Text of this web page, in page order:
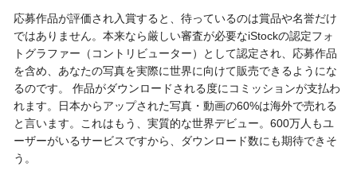
応募作品が評価され入賞すると、待っているのは賞品や名誉だけ
ではありません。本来なら厳しい審査が必要なiStockの認定フォ
トグラファー（コントリビューター）として認定され、応募作品
を含め、あなたの写真を実際に世界に向けて販売できるようにな
るのです。 作品がダウンロードされる度にコミッションが支払わ
れます。日本からアップされた写真・動画の60%は海外で売れる
と言います。これはもう、実質的な世界デビュー。600万人もユ
ーザーがいるサービスですから、ダウンロード数にも期待できそ
う。